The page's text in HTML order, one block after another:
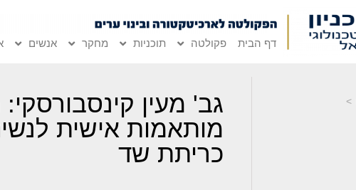
דף הבית פקולטה תוכניות מחקר אנשים
>
גב' מעין קינסבורסקי:
מותאמות אישית
כריתת שד